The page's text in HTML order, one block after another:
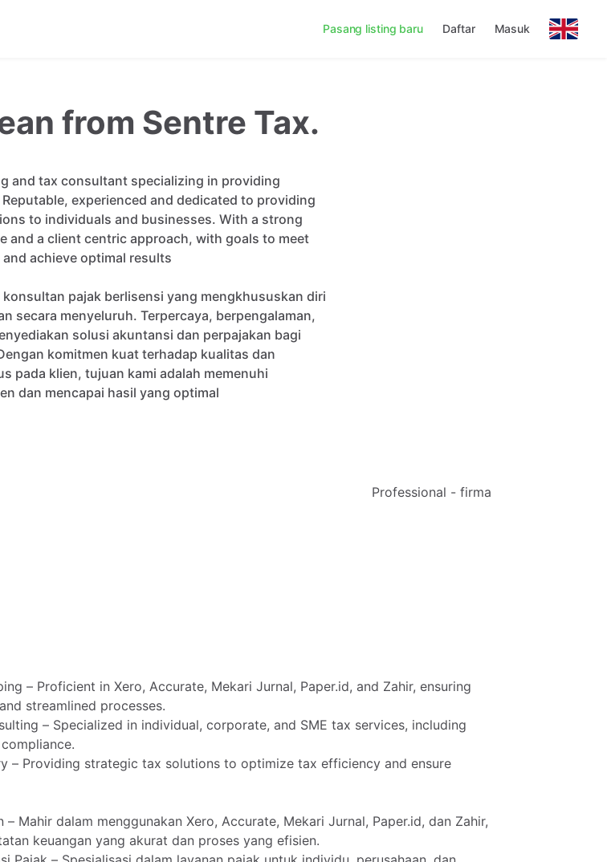
Pasang listing baru Daftar Masuk
from Sentre Tax.
and tax consultant specializing in providing
Reputable​,​ experienced and dedicated to providing
to individuals and businesses. With a strong
and a client centric approach​,​ with goals to meet
and achieve optimal results
konsultan pajak berlisensi yang mengkhususkan diri
secara menyeluruh. Terpercaya​,​ berpengalaman​,​
solusi akuntansi dan perpajakan bagi
komitmen kuat terhadap kualitas dan
pada klien​,​ tujuan kami adalah memenuhi
dan mencapai hasil yang optimal
Professional - firma
– Proficient in Xero, Accurate, Mekari Jurnal, Paper.id, and Zahir, ensuring
and streamlined processes.
– Specialized in individual, corporate, and SME tax services, including
compliance.
– Providing strategic tax solutions to optimize tax efficiency and ensure
– Mahir dalam menggunakan Xero, Accurate, Mekari Jurnal, Paper.id, dan Zahir,
keuangan yang akurat dan proses yang efisien.